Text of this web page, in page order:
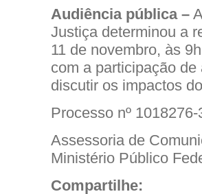
Audiência pública –
Justiça determinou a
11 de novembro, às
com a participação
discutir os impactos
Processo nº
Assessoria de
Ministério Público
Compartilhe: